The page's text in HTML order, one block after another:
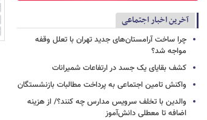
آخرین اخبار اجتماعی
چرا ساخت آرامستان‌های جدید تهران با تعلل وقفه
مواجه شد؟
کشف بقایای یک جسد در ارتفاعات شمیرانات
واکنش تامین اجتماعی به پرداخت مطالبات بازنشستگان
والدین با تخلف سرویس مدارس چه کنند؟/ از هزینه
اضافه تا معطلی دانش‌آموز